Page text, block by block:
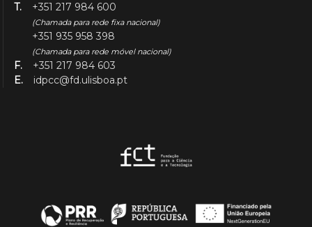
T. +351 217 984 600
(Chamada para rede fixa nacional)
+351 935 958 398
(Chamada para rede móvel nacional)
F.
+351 217 984 603
E.
idpcc@fd.ulisboa.pt